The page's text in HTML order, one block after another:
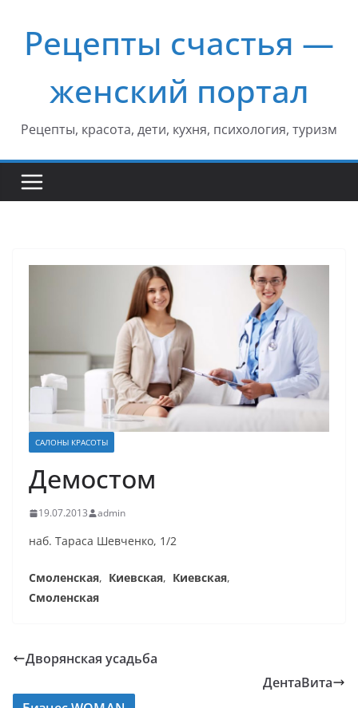
содержимому
Рецепты счастья —
женский портал
Рецепты, красота, дети, кухня, психология, туризм
САЛОНЫ КРАСОТЫ
Демостом
19.07.2013 admin
наб. Тараса Шевченко, 1/2
Смоленская, Киевская, Киевская,
Смоленская
Дворянская усадьба
ДентаВита